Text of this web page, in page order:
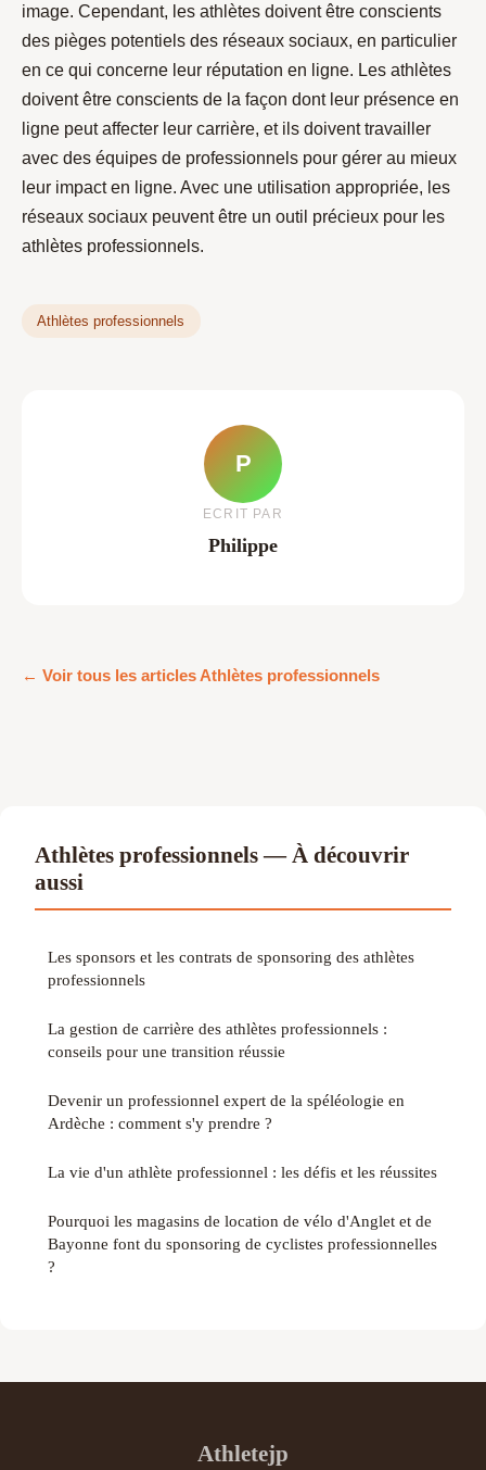
image. Cependant, les athlètes doivent être conscients
des pièges potentiels des réseaux sociaux, en particulier
en ce qui concerne leur réputation en ligne. Les athlètes
doivent être conscients de la façon dont leur présence en
ligne peut affecter leur carrière, et ils doivent travailler
avec des équipes de professionnels pour gérer au mieux
leur impact en ligne. Avec une utilisation appropriée, les
réseaux sociaux peuvent être un outil précieux pour les
athlètes professionnels.
Athlètes professionnels
P
ECRIT PAR
Philippe
← Voir tous les articles Athlètes professionnels
Athlètes professionnels — À découvrir
aussi
Les sponsors et les contrats de sponsoring des athlètes
professionnels
La gestion de carrière des athlètes professionnels :
conseils pour une transition réussie
Devenir un professionnel expert de la spéléologie en
Ardèche : comment s'y prendre ?
La vie d'un athlète professionnel : les défis et les réussites
Pourquoi les magasins de location de vélo d'Anglet et de
Bayonne font du sponsoring de cyclistes professionnelles
?
Athletejp